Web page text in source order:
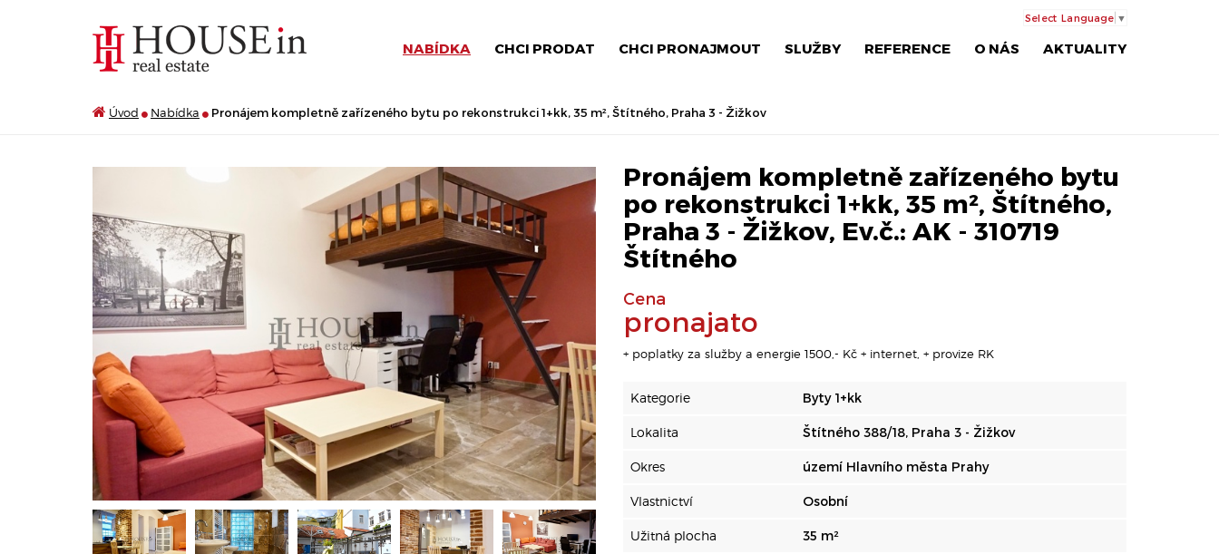
NABÍDKA CHCI PRODAT CHCI PRONAJMOUT SLUŽBY REFERENCE O NÁS AKTUALITY
Select Language ▼
Úvod Nabídka Pronájem kompletně zařízeného bytu po rekonstrukci 1+kk, 35 m², Štítného, Praha 3 - Žižkov
Pronájem kompletně zařízeného bytu
po rekonstrukci 1+kk, 35 m², Štítného,
Praha 3 - Žižkov, Ev.č.: AK - 310719
Štítného
Cena
pronajato
+ poplatky za služby a energie 1500,- Kč + internet, + provize RK
Kategorie Byty 1+kk
Lokalita Štítného 388/18, Praha 3 - Žižkov
Okres území Hlavního města Prahy
Vlastnictví Osobní
Užitná plocha 35 m²